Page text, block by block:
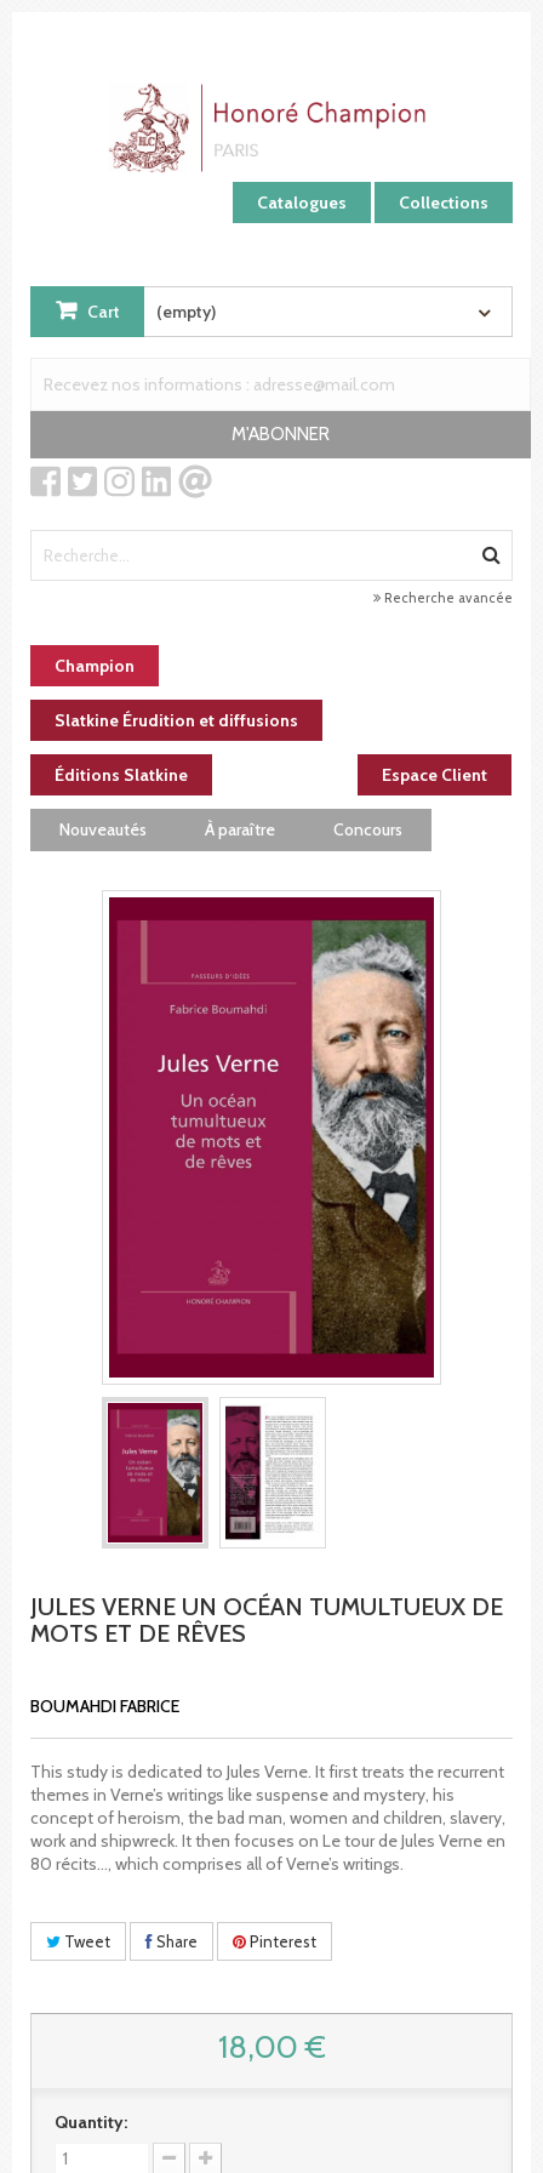
Catalogues Collections
Cart (empty)
M'ABONNER
Recherche avancée
Champion
Slatkine Érudition et diffusions
Éditions Slatkine Espace Client
Nouveautés À paraître Concours
JULES VERNE UN OCÉAN TUMULTUEUX DE
MOTS ET DE RÊVES
BOUMAHDI FABRICE
This study is dedicated to Jules Verne. It first treats the recurrent
themes in Verne’s writings like suspense and mystery, his
concept of heroism, the bad man, women and children, slavery,
work and shipwreck. It then focuses on Le tour de Jules Verne en
80 récits…, which comprises all of Verne’s writings.
Tweet Share Pinterest
18,00 €
Quantity: